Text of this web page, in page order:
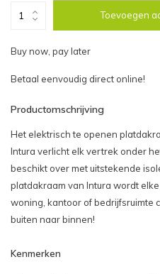
Toevoegen
Buy now, pay later
Betaal eenvoudig direct online!
Productomschrijving
Het elektrisch te openen
Intura verlicht elk vertrek onder
beschikt over met uitstekende
platdakraam van Intura wordt
woning, kantoor of bedrijfsruimte
buiten naar binnen!
Kenmerken